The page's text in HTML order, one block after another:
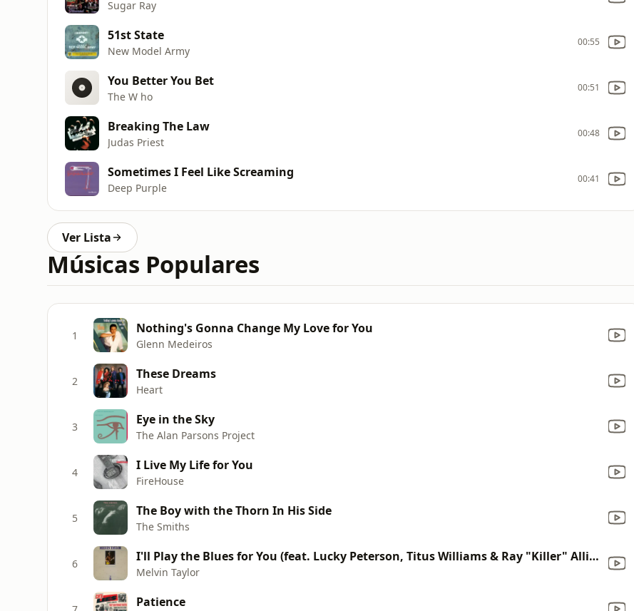
Sugar Ray
51st State
New Model Army
00:55
You Better You Bet
The W ho
00:51
Breaking The Law
Judas Priest
00:48
Sometimes I Feel Like Screaming
Deep Purple
00:41
Ver Lista
Músicas Populares
1 Nothing's Gonna Change My Love for You
Glenn Medeiros
2 These Dreams
Heart
3 Eye in the Sky
The Alan Parsons Project
4 I Live My Life for You
FireHouse
5 The Boy with the Thorn In His Side
The Smiths
6 I'll Play the Blues for You (feat. Lucky Peterson, Titus Williams & Ray "Killer" Allison)
Melvin Taylor
Patience